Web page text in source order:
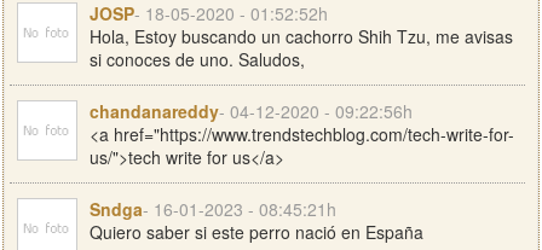
JOSP- 18-05-2020 - 01:52:52h
Hola, Estoy buscando un cachorro Shih Tzu, me avisas
si conoces de uno. Saludos,
chandanareddy- 04-12-2020 - 09:22:56h
<a href="https://www.trendstechblog.com/tech-write-for-
us/">tech write for us</a>
Sndga- 16-01-2023 - 08:45:21h
Quiero saber si este perro nació en España